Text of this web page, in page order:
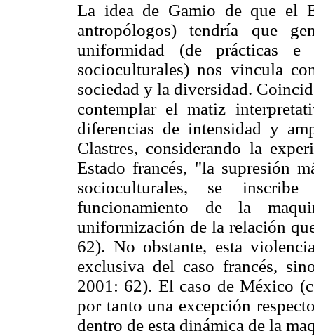
La idea de Gamio de que el
antropólogos) tendría que
uniformidad (de prácticas
socioculturales) nos vincula
sociedad y la diversidad.
contemplar el matiz
diferencias de intensidad y
Clastres, considerando la
Estado francés, "la supresión
socioculturales, se
funcionamiento de la
uniformización de la relación
62). No obstante, esta
exclusiva del caso francés,
2001: 62). El caso de México
por tanto una excepción
dentro de esta dinámica de la